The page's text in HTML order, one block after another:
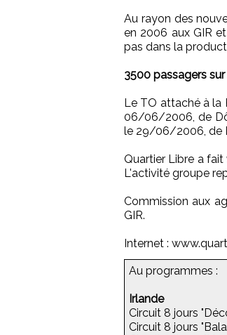
Au rayon des
en 2006 aux GIR
pas dans la
3500 passagers
Le TO attaché à la
06/06/2006, de
le 29/06/2006, de
Quartier Libre a
L'activité groupe
Commission aux
GIR.
Internet :
Au programmes :
Irlande
Circuit 8 jours
Circuit 8 jours